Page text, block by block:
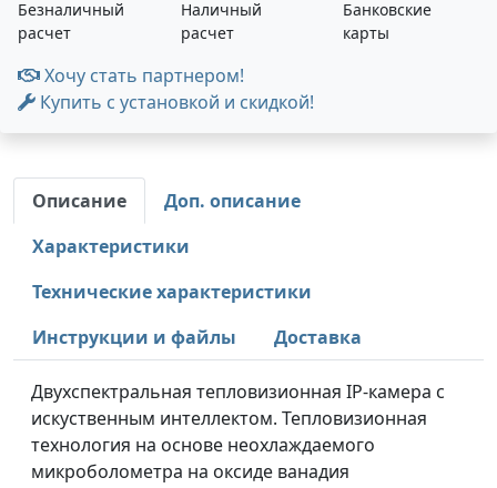
Безналичный
расчет
Наличный
расчет
Банковские
карты
Хочу стать партнером!
Купить с установкой и скидкой!
Описание
Доп. описание
Характеристики
Технические характеристики
Инструкции и файлы
Доставка
Двухспектральная тепловизионная IP-камера с
искуственным интеллектом. Тепловизионная
технология на основе неохлаждаемого
микроболометра на оксиде ванадия